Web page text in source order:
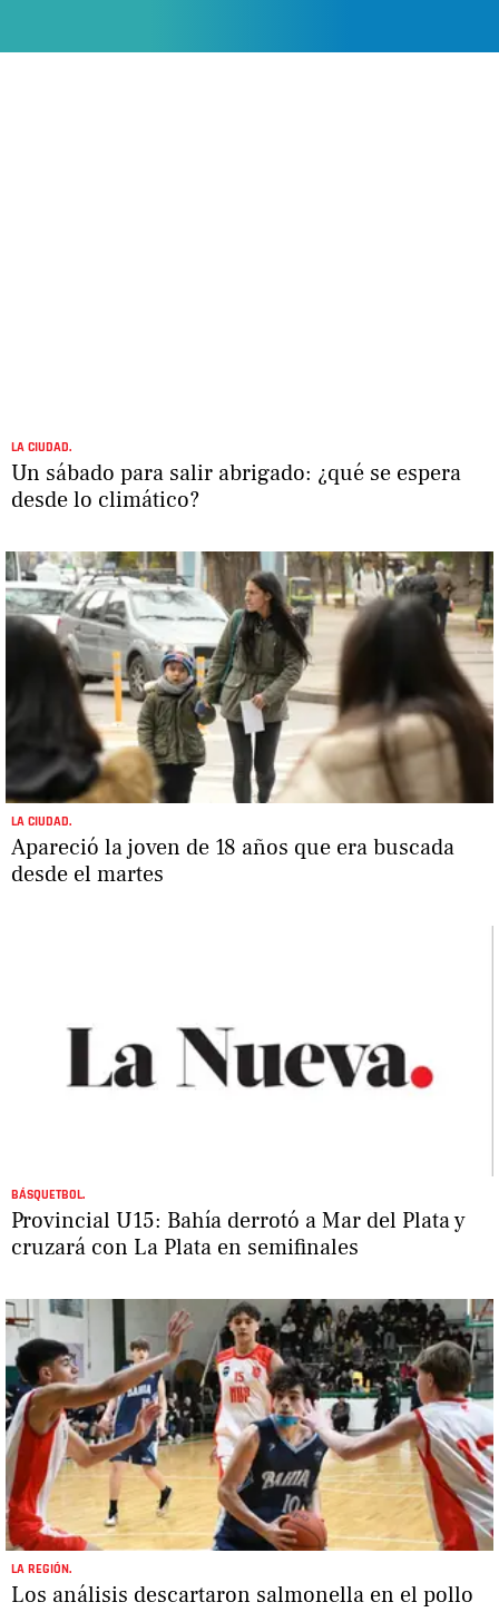
LA CIUDAD.
Un sábado para salir abrigado: ¿qué se espera
desde lo climático?
LA CIUDAD.
Apareció la joven de 18 años que era buscada
desde el martes
BÁSQUETBOL.
Provincial U15: Bahía derrotó a Mar del Plata y
cruzará con La Plata en semifinales
LA REGIÓN.
Los análisis descartaron salmonella en el pollo